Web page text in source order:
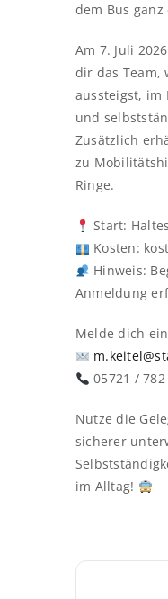
dem Bus
Am 7. Juli
dir das Team,
aussteigst, im
und
Zusätzlich
zu
Ringe.
Start:
Kosten:
Hinweis:
Anmeldung
Melde dich
05721 /
Nutze die
sicherer
im Alltag!